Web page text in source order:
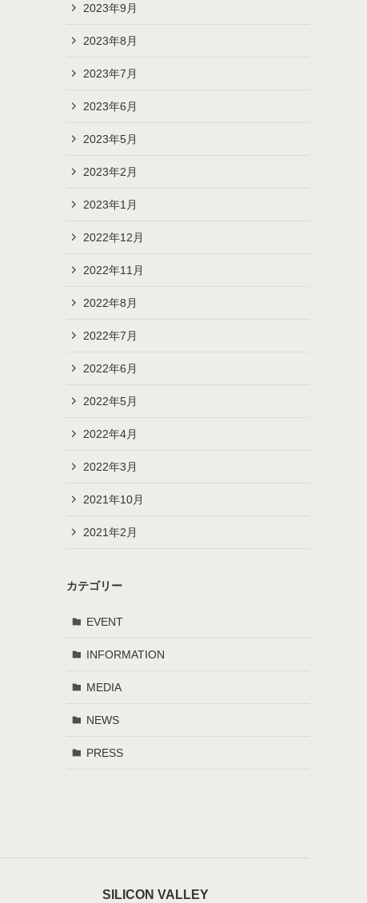
2023年9月
2023年8月
2023年7月
2023年6月
2023年5月
2023年2月
2023年1月
2022年12月
2022年11月
2022年8月
2022年7月
2022年6月
2022年5月
2022年4月
2022年3月
2021年10月
2021年2月
カテゴリー
EVENT
INFORMATION
MEDIA
NEWS
PRESS
SILICON VALLEY